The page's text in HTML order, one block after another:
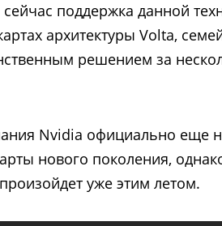
поддержка данной
архитектуры Volta,
решением за
Nvidia официально еще
нового поколения,
уже этим летом.